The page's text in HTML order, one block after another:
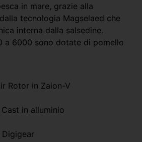
in mare, grazie alla
tecnologia Magselaed che
interna dalla salsedine.
a 6000 sono dotate di pomello
Rotor in Zaion-V
in alluminio
Digigear